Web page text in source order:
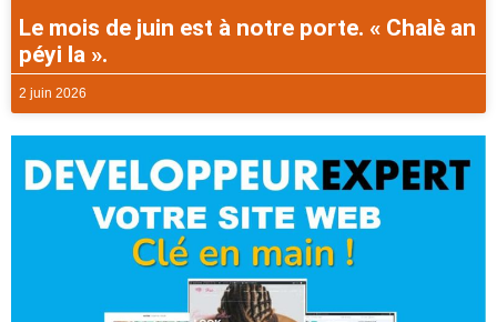
Le mois de juin est à notre porte. « Chalè an
péyi la ».
2 juin 2026